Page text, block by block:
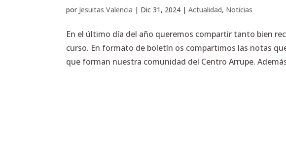
por Jesuitas Valencia | Dic 31, 2024 |Actualidad, Noticias
En el último día del año queremos compartir tanto bien
curso. En formato de boletín os compartimos las notas
que forman nuestra comunidad del Centro Arrupe.